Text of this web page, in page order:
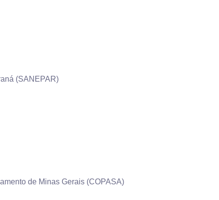
(SANEPAR)
de Minas Gerais (COPASA)